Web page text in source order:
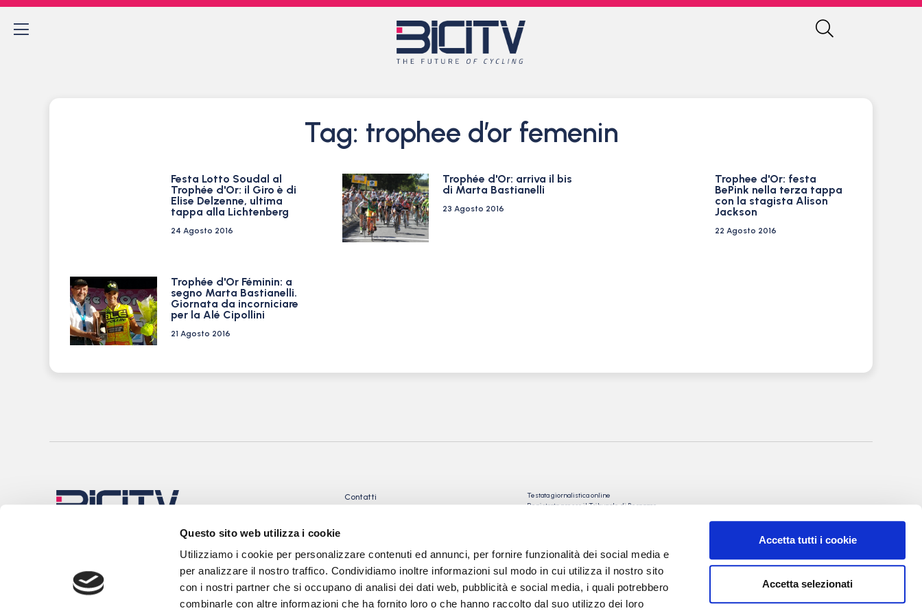
Questo sito web utilizza i cookie
Utilizziamo i cookie per personalizzare contenuti ed annunci, per fornire funzionalità dei social media e
per analizzare il nostro traffico. Condividiamo inoltre informazioni sul modo in cui utilizza il nostro sito
con i nostri partner che si occupano di analisi dei dati web, pubblicità e social media, i quali potrebbero
combinarle con altre informazioni che ha fornito loro o che hanno raccolto dal suo utilizzo dei loro
Accetta tutti i cookie
Accetta selezionati
Tag: trophee d’or femenin
Festa Lotto Soudal al
Trophée d'Or: il Giro è di
Elise Delzenne, ultima
tappa alla Lichtenberg
24 Agosto 2016
Trophée d'Or: arriva il bis
di Marta Bastianelli
23 Agosto 2016
Trophee d'Or: festa
BePink nella terza tappa
con la stagista Alison
Jackson
22 Agosto 2016
Trophée d'Or Féminin: a
segno Marta Bastianelli.
Giornata da incorniciare
per la Alé Cipollini
21 Agosto 2016
Contatti
Testata giornalistica online
Registrata presso il Tribunale di Bergamo
Tev snc di Torre Giorgio e Villa Valerio &
C.
Sede: via Papa Giovanni XXIII, 20